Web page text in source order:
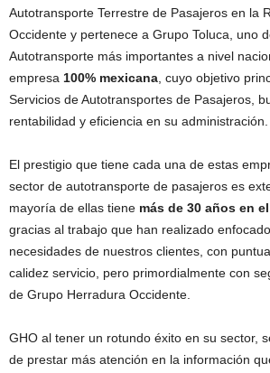
Autotransporte Terrestre de Pasajeros en la
Occidente y pertenece a Grupo Toluca, uno
Autotransporte más importantes a nivel
empresa 100% mexicana, cuyo objetivo
Servicios de Autotransportes de Pasajeros,
rentabilidad y eficiencia en su administración.
El prestigio que tiene cada una de estas
sector de autotransporte de pasajeros es
mayoría de ellas tiene más de 30 años en
gracias al trabajo que han realizado
necesidades de nuestros clientes, con
calidez servicio, pero primordialmente con
de Grupo Herradura Occidente.
GHO al tener un rotundo éxito en su sector,
de prestar más atención en la información